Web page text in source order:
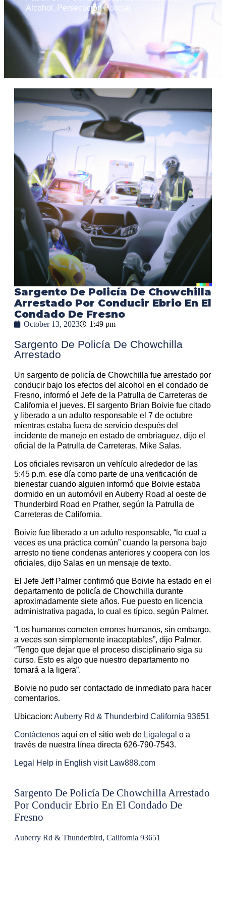
Alcohol , Persecución Policial
Sargento De Policía De Chowchilla
Arrestado Por Conducir Ebrio En El
Condado De Fresno
October 13, 2023 1:49 pm
Sargento De Policía De Chowchilla
Arrestado
Un sargento de policía de Chowchilla fue arrestado por
conducir bajo los efectos del alcohol en el condado de
Fresno, informó el Jefe de la Patrulla de Carreteras de
California el jueves. El sargento Brian Boivie fue citado
y liberado a un adulto responsable el 7 de octubre
mientras estaba fuera de servicio después del
incidente de manejo en estado de embriaguez, dijo el
oficial de la Patrulla de Carreteras, Mike Salas.
Los oficiales revisaron un vehículo alrededor de las
5:45 p.m. ese día como parte de una verificación de
bienestar cuando alguien informó que Boivie estaba
dormido en un automóvil en Auberry Road al oeste de
Thunderbird Road en Prather, según la Patrulla de
Carreteras de California.
Boivie fue liberado a un adulto responsable, “lo cual a
veces es una práctica común” cuando la persona bajo
arresto no tiene condenas anteriores y coopera con los
oficiales, dijo Salas en un mensaje de texto.
El Jefe Jeff Palmer confirmó que Boivie ha estado en el
departamento de policía de Chowchilla durante
aproximadamente siete años. Fue puesto en licencia
administrativa pagada, lo cual es típico, según Palmer.
“Los humanos cometen errores humanos, sin embargo,
a veces son simplemente inaceptables”, dijo Palmer.
“Tengo que dejar que el proceso disciplinario siga su
curso. Esto es algo que nuestro departamento no
tomará a la ligera”.
Boivie no pudo ser contactado de inmediato para hacer
comentarios.
Ubicacion: Auberry Rd & Thunderbird California 93651
Contáctenos aquí en el sitio web de Ligalegal o a
través de nuestra línea directa 626-790-7543.
Legal Help in English visit Law888.com
Sargento De Policía De Chowchilla Arrestado
Por Conducir Ebrio En El Condado De
Fresno
Auberry Rd & Thunderbird, California 93651